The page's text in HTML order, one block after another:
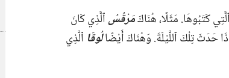
كَتَبُوهَا.‏ مَثَلًا،‏ هُنَاكَمَرْقُسُٱلَّذِي كَانَ
حَدَثَ تِلْكَ ٱللَّيْلَةَ.‏ وَهُنَاكَ أَيْضًالُوقَا ٱلَّذِي